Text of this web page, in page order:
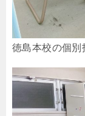
徳島本校の個別